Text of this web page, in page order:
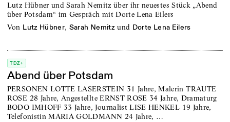
Lutz Hübner und Sarah Nemitz über ihr neuestes Stück „Abend
über Potsdam“ im Gespräch mit Dorte Lena Eilers
von Lutz Hübner, Sarah Nemitz und Dorte Lena Eilers
TDZ+
Abend über Potsdam
PERSONEN LOTTE LASERSTEIN 31 Jahre, Malerin TRAUTE
ROSE 28 Jahre, Angestellte ERNST ROSE 34 Jahre, Dramaturg
BODO IMHOFF 33 Jahre, Journalist LISE HENKEL 19 Jahre,
Telefonistin MARIA GOLDMANN 24 Jahre, …